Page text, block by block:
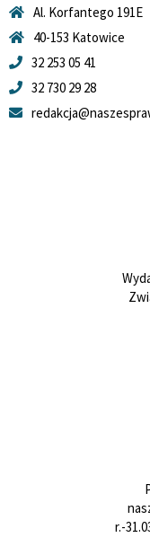
Al. Korfantego 191E
40-153 Katowice
32 253 05 41
32 730 29 28
r.-